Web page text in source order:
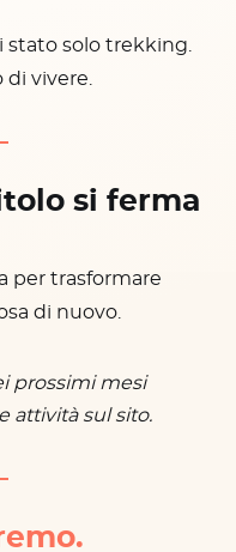
stato solo trekking.
vivere.
si ferma
per trasformare
di nuovo.
prossimi mesi
attività sul sito.